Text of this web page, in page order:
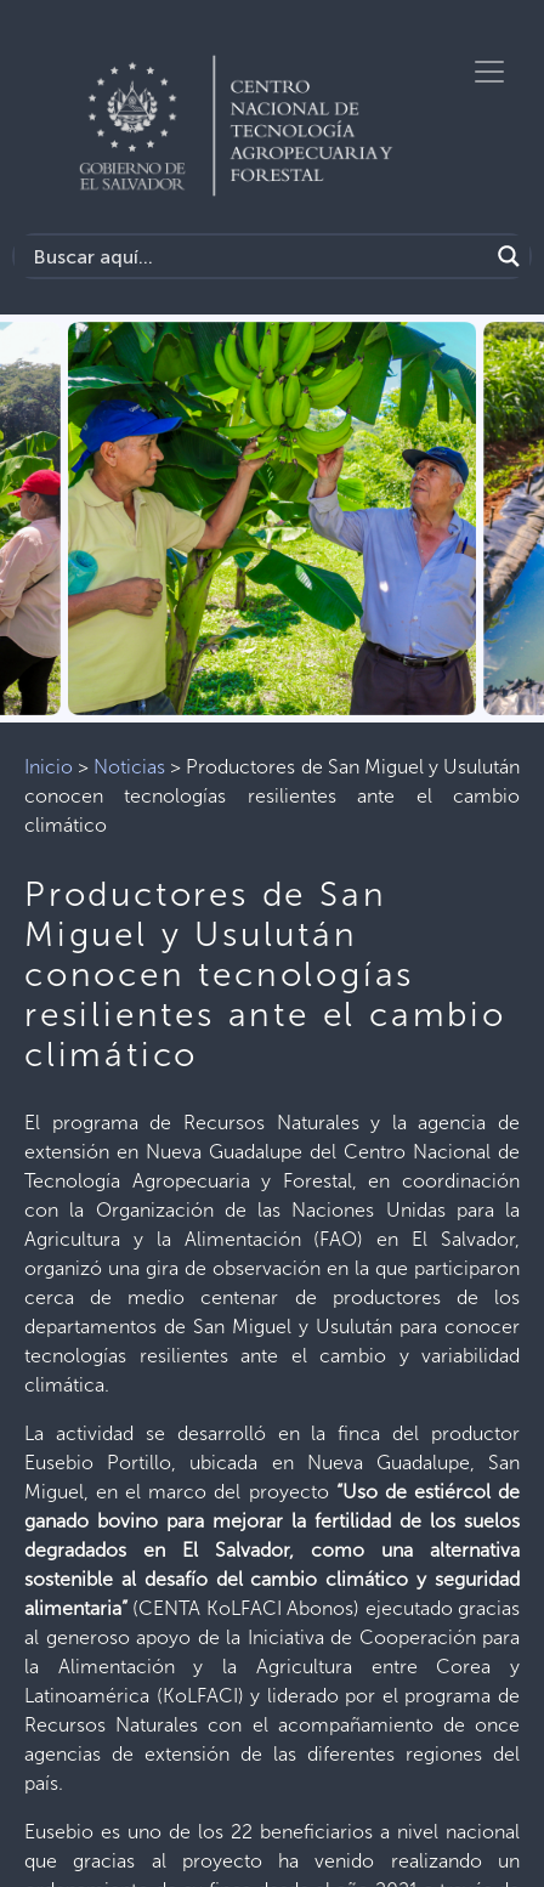
Inicio > Noticias > Productores de San Miguel y Usulután
conocen tecnologías resilientes ante el cambio
climático
Productores de San
Miguel y Usulután
conocen tecnologías
resilientes ante el cambio
climático
El programa de Recursos Naturales y la agencia de
extensión en Nueva Guadalupe del Centro Nacional de
Tecnología Agropecuaria y Forestal, en coordinación
con la Organización de las Naciones Unidas para la
Agricultura y la Alimentación (FAO) en El Salvador,
organizó una gira de observación en la que participaron
cerca de medio centenar de productores de los
departamentos de San Miguel y Usulután para conocer
tecnologías resilientes ante el cambio y variabilidad
climática.
La actividad se desarrolló en la finca del productor
Eusebio Portillo, ubicada en Nueva Guadalupe, San
Miguel, en el marco del proyecto “Uso de estiércol de
ganado bovino para mejorar la fertilidad de los suelos
degradados en El Salvador, como una alternativa
sostenible al desafío del cambio climático y seguridad
alimentaria”(CENTA KoLFACI Abonos) ejecutado gracias
al generoso apoyo de la Iniciativa de Cooperación para
la Alimentación y la Agricultura entre Corea y
Latinoamérica (KoLFACI) y liderado por el programa de
Recursos Naturales con el acompañamiento de once
agencias de extensión de las diferentes regiones del
país.
Eusebio es uno de los 22 beneficiarios a nivel nacional
que gracias al proyecto ha venido realizando un